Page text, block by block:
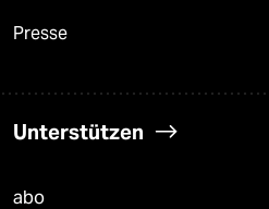
Presse
Unterstützen
abo